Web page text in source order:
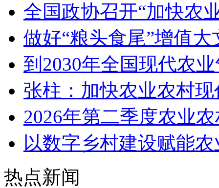
全国政协召开“加快农
做好“粮头食尾”增值大
到2030年全国现代农
张柱：加快农业农村
2026年第二季度农业
以数字乡村建设赋能
热点新闻